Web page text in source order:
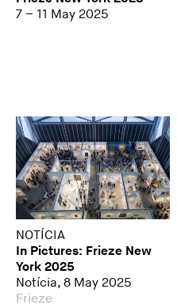
7 – 11 May 2025
NOTÍCIA
In Pictures: Frieze New
York 2025
Notícia, 8 May 2025
Frieze